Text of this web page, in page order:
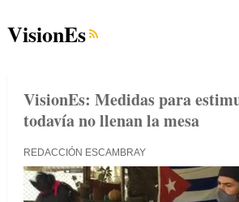
VisionEs
VisionEs: Medidas para
todavía no llenan la mesa
REDACCIÓN ESCAMBRAY